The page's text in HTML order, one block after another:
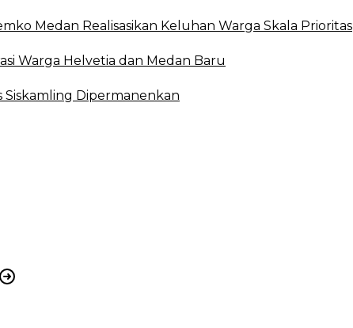
Medan Realisasikan Keluhan Warga Skala Prioritas
Warga Helvetia dan Medan Baru
Siskamling Dipermanenkan